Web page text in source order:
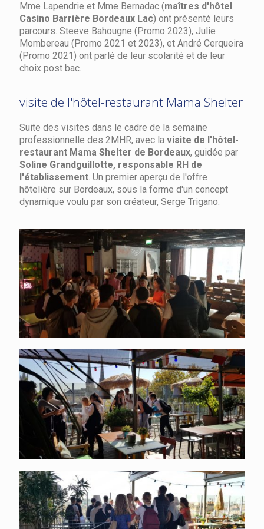
Mme Lapendrie et Mme Bernadac (maîtres d'hôtel
Casino Barrière Bordeaux Lac) ont présenté leurs
parcours. Steeve Bahougne (Promo 2023), Julie
Mombereau (Promo 2021 et 2023), et André Cerqueira
(Promo 2021) ont parlé de leur scolarité et de leur
choix post bac.
visite de l'hôtel-restaurant Mama Shelter
Suite des visites dans le cadre de la semaine
professionnelle des 2MHR, avec la visite de l'hôtel-
restaurant Mama Shelter de Bordeaux, guidée par
Soline Grandguillotte, responsable RH de
l'établissement. Un premier aperçu de l'offre
hôtelière sur Bordeaux, sous la forme d'un concept
dynamique voulu par son créateur, Serge Trigano.